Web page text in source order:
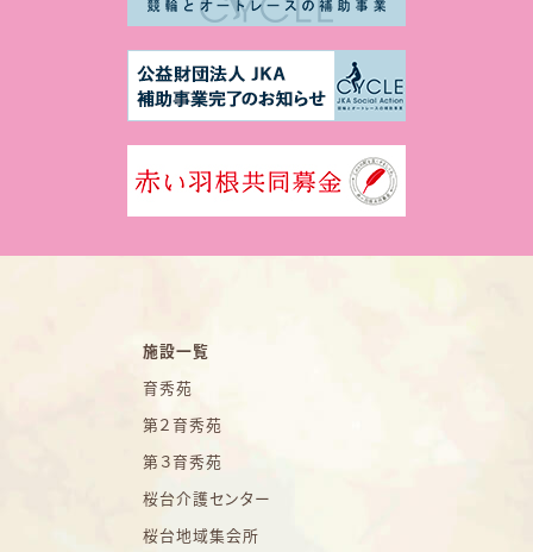
施設一覧
育秀苑
第２育秀苑
第３育秀苑
桜台介護センター
桜台地域集会所